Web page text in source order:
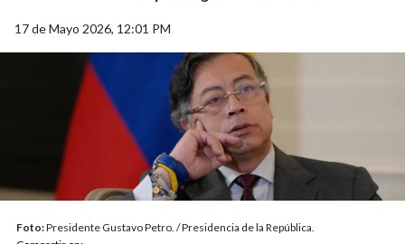
17 de Mayo 2026, 12:01 PM
Foto:Presidente Gustavo Petro. / Presidencia de la República.